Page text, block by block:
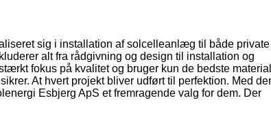
sig i installation af solcelleanlæg til både private
alt fra rådgivning og design til installation og
fokus på kvalitet og bruger kun de bedste
At hvert projekt bliver udført til perfektion. Med
Esbjerg ApS et fremragende valg for dem. Der